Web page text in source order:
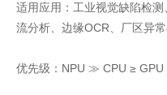
适用应用：工业视觉缺陷检
流分析、边缘OCR、厂区异
优先级：NPU ≫ CPU ≥ GPU